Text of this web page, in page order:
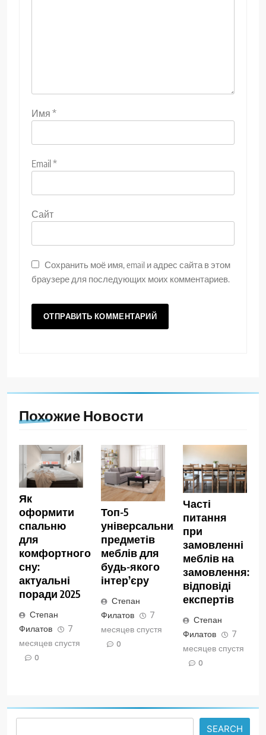
Имя *
Email*
Сайт
Сохранить моё имя, email и адрес сайта в этом
браузере для последующих моих комментариев.
Похожие Новости
Як
оформити
спальню
для
комфортного
сну:
актуальні
поради 2025
Степан
Филатов
7
месяцев спустя
0
Топ-5
універсальних
предметів
меблів для
будь-якого
інтер’єру
Степан
Филатов
7
месяцев спустя
0
Часті
питання
при
замовленні
меблів на
замовлення:
відповіді
експертів
Степан
Филатов
7
месяцев спустя
0
SEARCH